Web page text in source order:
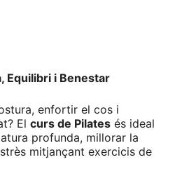
Equilibri i Benestar
enfortir el cos i
El curs de Pilates és ideal
profunda, millorar la
mitjançant exercicis de